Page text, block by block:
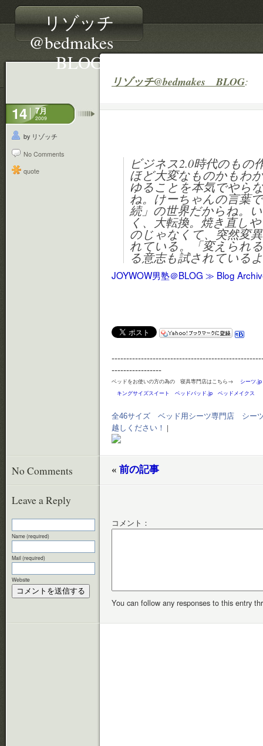
リゾッチ
@bedmakes
BLOG
リゾッチ@bedmakes BLOG:
14 7月
2009
by リゾッチ
No Comments
quote
ビジネス2.0時代のもの
ほど大変なものかもわ
ゆることを本気でやら
ね。けーちゃんの言葉
続」の世界だからね。
く、大転換。焼き直し
のじゃなくて、突然変
れている。「変えられ
る意志も試されている
JOYWOW男塾＠BLOG ≫ Blog
-----------------
ベッドをお使いの方の為の 寝具専門店はこちら→ シーツ.jp
キングサイズスイート
ベッドパッド.jp ベッドメイクス
全46サイズ ベッド用シーツ専門店 シー
越しください！
No Comments « 前の記事
Leave a Reply
Name (required)
Mail (required)
Website
コメント：
You can follow any responses to this entry